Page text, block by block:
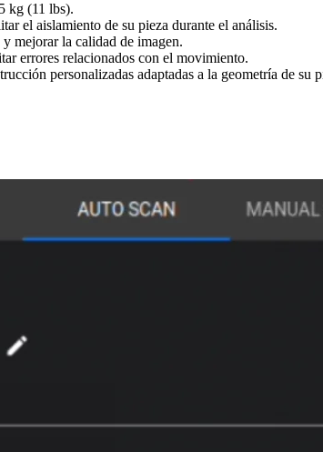
kg (11 lbs).
el aislamiento de su pieza durante el análisis.
mejorar la calidad de imagen.
errores relacionados con el movimiento.
personalizadas adaptadas a la geometría de su